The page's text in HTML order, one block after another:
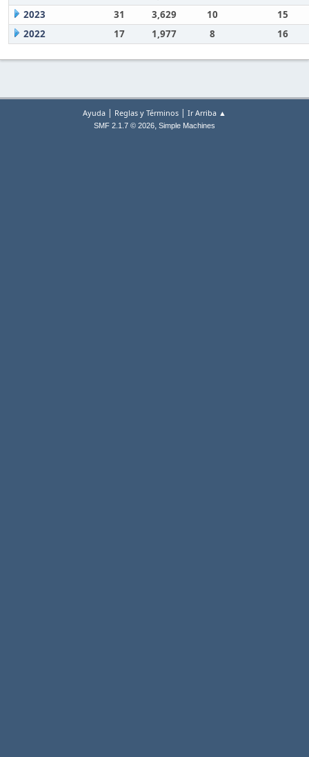
2023
31 3,629 10
15
2022
17 1,977 8 16
Ayuda | Reglas y Términos | Ir Arriba ▲
SMF 2.1.7 © 2026, Simple Machines